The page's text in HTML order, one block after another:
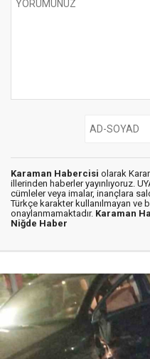
Karaman Habercisi olarak
illerinden haberler yayınlıyoruz.
cümleler veya imalar, inançlara
Türkçe karakter kullanılmayan ve
onaylanmamaktadır. Karaman
Niğde Haber